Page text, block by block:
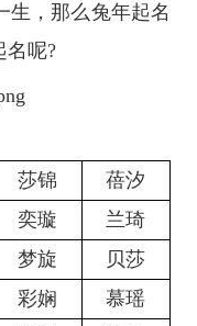
生，那么兔年起名
名呢?
莎锦
蓓汐
奕璇
兰琦
梦旋
贝莎
彩娴
慕瑶